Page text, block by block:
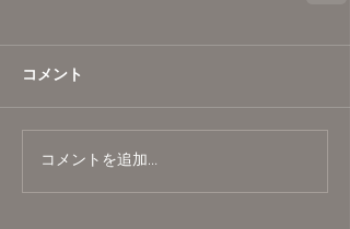
コメント
コメントを追加…